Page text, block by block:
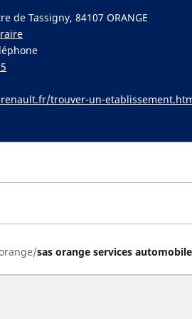
de Tassigny, 84107 ORANGE
trouver-un-
sas orange services